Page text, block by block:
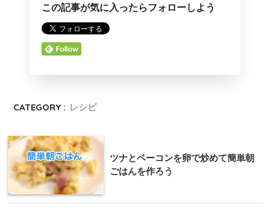
この記事が気に入ったらフォローしよう
CATEGORY : レシピ
ツナとベーコンを卵で炒めて簡単朝
ごはんを作ろう